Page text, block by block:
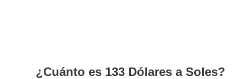
¿Cuánto es 133 Dólares a Soles?